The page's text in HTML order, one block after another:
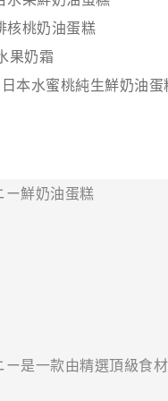
核桃奶油蛋糕
果奶霜
日本水蜜桃純生鮮奶油蛋
ー鮮奶油蛋糕
ー是一款由精選頂級